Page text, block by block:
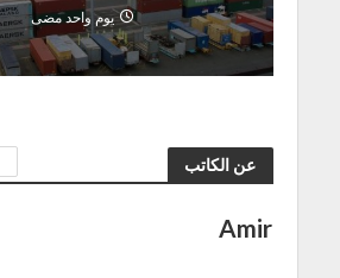
يوم واحد مضى
عن الكاتب
Amir